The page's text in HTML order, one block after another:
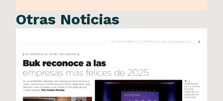
Otras Noticias